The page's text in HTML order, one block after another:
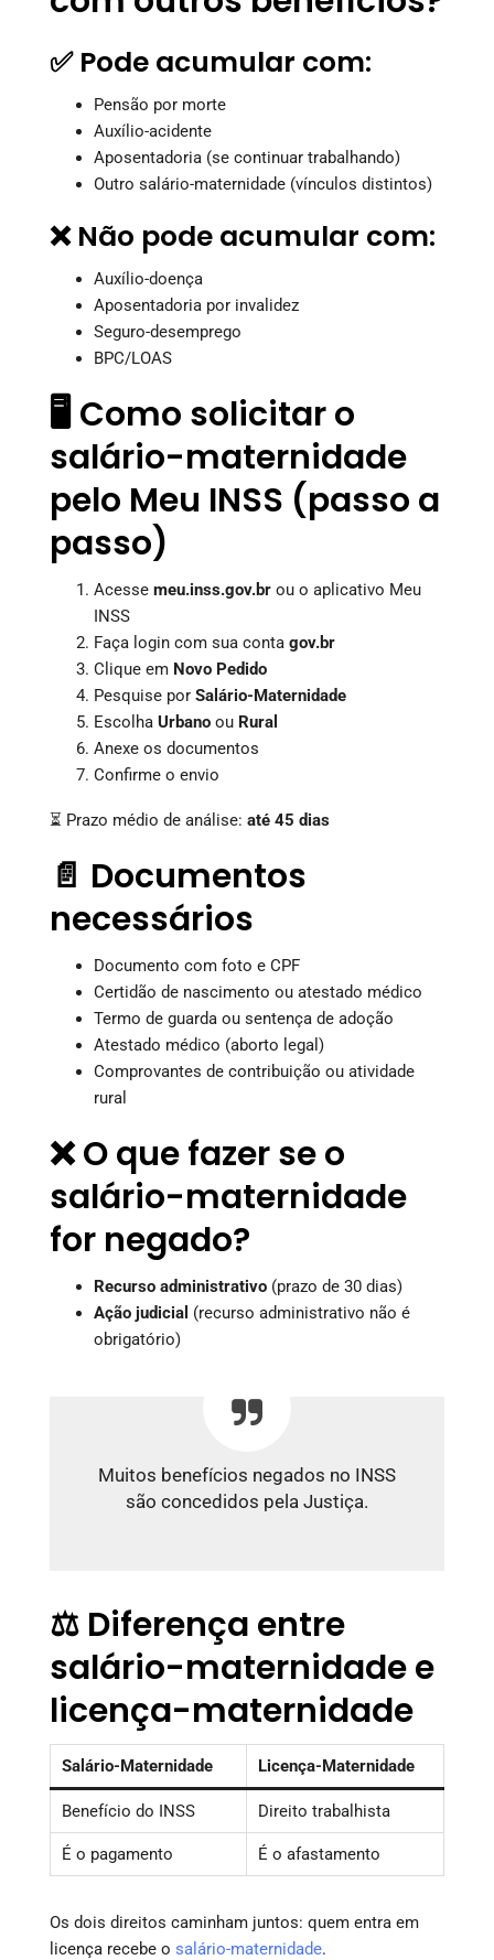
✅ Pode acumular com:
Pensão por morte
Auxílio-acidente
Aposentadoria (se continuar trabalhando)
Outro salário-maternidade (vínculos distintos)
❌ Não pode acumular com:
Auxílio-doença
Aposentadoria por invalidez
Seguro-desemprego
BPC/LOAS
🖥️ Como solicitar o
salário-maternidade
pelo Meu INSS (passo a
passo)
Acesse meu.inss.gov.br ou o aplicativo Meu
INSS
Faça login com sua conta gov.br
Clique em Novo Pedido
Pesquise por Salário-Maternidade
Escolha Urbano ou Rural
Anexe os documentos
Confirme o envio
⏳ Prazo médio de análise: até 45 dias
📄 Documentos
necessários
Documento com foto e CPF
Certidão de nascimento ou atestado médico
Termo de guarda ou sentença de adoção
Atestado médico (aborto legal)
Comprovantes de contribuição ou atividade
rural
❌ O que fazer se o
salário-maternidade
for negado?
Recurso administrativo (prazo de 30 dias)
Ação judicial (recurso administrativo não é
obrigatório)
Muitos benefícios negados no INSS
são concedidos pela Justiça.
⚖️ Diferença entre
salário-maternidade e
licença-maternidade
Salário-Maternidade Licença-Maternidade
Benefício do INSS Direito trabalhista
É o pagamento É o afastamento
Os dois direitos caminham juntos: quem entra em
licença recebe o salário-maternidade.